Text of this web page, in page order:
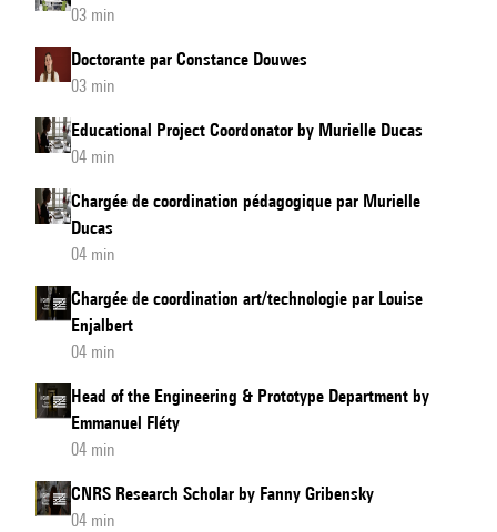
03 min
Doctorante par Constance Douwes
03 min
Educational Project Coordonator by Murielle Ducas
04 min
Chargée de coordination pédagogique par Murielle
Ducas
04 min
Chargée de coordination art/technologie par Louise
Enjalbert
04 min
Head of the Engineering & Prototype Department by
Emmanuel Fléty
04 min
CNRS Research Scholar by Fanny Gribensky
04 min